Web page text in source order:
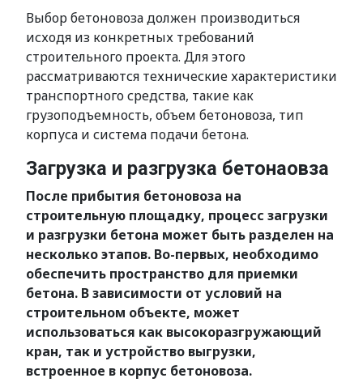
Выбор бетоновоза должен производиться
исходя из конкретных требований
строительного проекта. Для этого
рассматриваются технические характеристики
транспортного средства, такие как
грузоподъемность, объем бетоновоза, тип
корпуса и система подачи бетона.
Загрузка и разгрузка бетонаовза
После прибытия бетоновоза на
строительную площадку, процесс загрузки
и разгрузки бетона может быть разделен на
несколько этапов. Во-первых, необходимо
обеспечить пространство для приемки
бетона. В зависимости от условий на
строительном объекте, может
использоваться как высокоразгружающий
кран, так и устройство выгрузки,
встроенное в корпус бетоновоза.